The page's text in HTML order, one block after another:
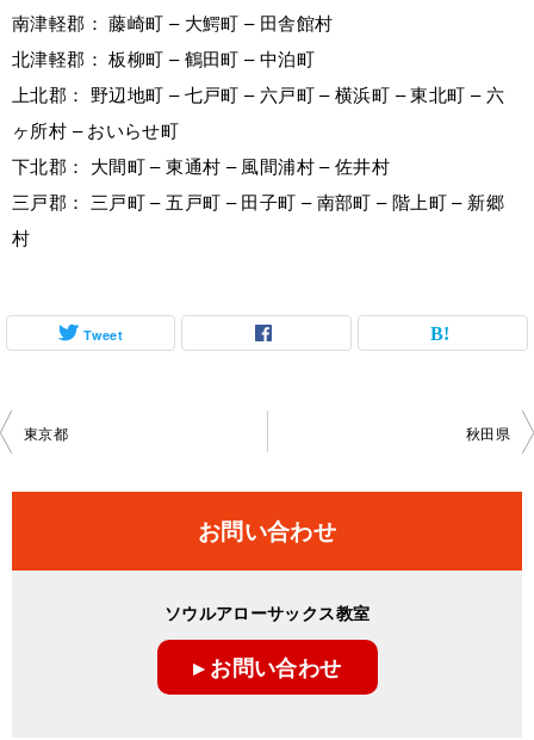
南津軽郡： 藤崎町 – 大鰐町 – 田舎館村
北津軽郡： 板柳町 – 鶴田町 – 中泊町
上北郡： 野辺地町 – 七戸町 – 六戸町 – 横浜町 – 東北町 – 六
ヶ所村 – おいらせ町
下北郡： 大間町 – 東通村 – 風間浦村 – 佐井村
三戸郡： 三戸町 – 五戸町 – 田子町 – 南部町 – 階上町 – 新郷
村
Tweet
投
ビ
東京都 秋田県
お問い合わせ
ソウルアローサックス教室
▸ お問い合わせ